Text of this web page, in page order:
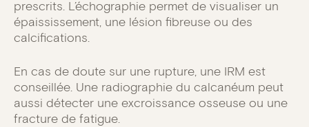
prescrits. L’échographie permet de visualiser un
épaississement, une lésion fibreuse ou des
calcifications.
En cas de doute sur une rupture, une IRM est
conseillée. Une radiographie du calcanéum peut
aussi détecter une excroissance osseuse ou une
fracture de fatigue.